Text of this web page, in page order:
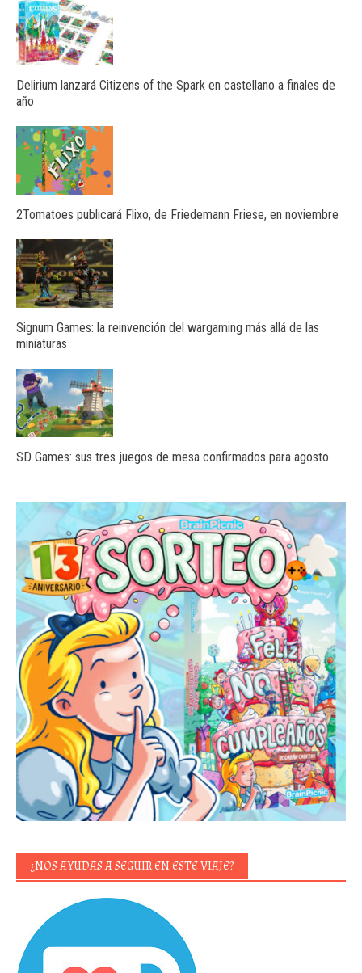
Delirium lanzará Citizens of the Spark en castellano a finales de
año
2Tomatoes publicará Flixo, de Friedemann Friese, en noviembre
Signum Games: la reinvención del wargaming más allá de las
miniaturas
SD Games: sus tres juegos de mesa confirmados para agosto
¿NOS AYUDAS A SEGUIR EN ESTE VIAJE?